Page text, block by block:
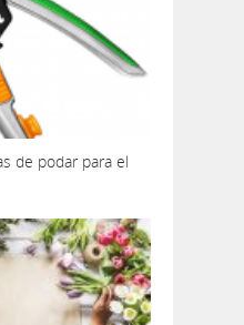
de podar para el